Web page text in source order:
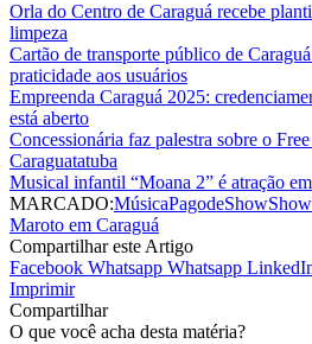
Orla do Centro de Caraguá recebe
limpeza
Cartão de transporte público de
praticidade aos usuários
Empreenda Caraguá 2025:
está aberto
Concessionária faz palestra sobre o
Caraguatatuba
Musical infantil “Moana 2” é atração
MARCADO:MúsicaPagodeShow
Maroto em Caraguá
Compartilhar este Artigo
Facebook Whatsapp Whatsapp
Imprimir
Compartilhar
O que você acha desta matéria?